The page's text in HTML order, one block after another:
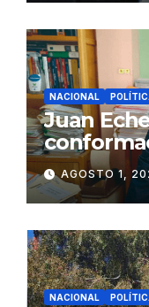
NACIONAL
Juan
gabinete
Fujimori
AGOSTO 1,
NACIONAL